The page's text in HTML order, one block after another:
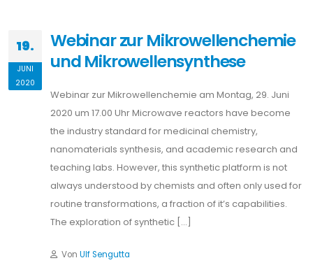
19.
JUNI
2020
Webinar zur Mikrowellenchemie
und Mikrowellensynthese
Webinar zur Mikrowellenchemie am Montag, 29. Juni
2020 um 17.00 Uhr Microwave reactors have become
the industry standard for medicinal chemistry,
nanomaterials synthesis, and academic research and
teaching labs. However, this synthetic platform is not
always understood by chemists and often only used for
routine transformations, a fraction of it’s capabilities.
The exploration of synthetic […]
Von Ulf Sengutta